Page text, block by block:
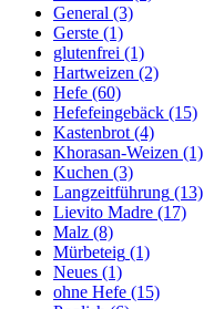
General (3)
Gerste (1)
glutenfrei (1)
Hartweizen (2)
Hefe (60)
Hefefeingebäck (15)
Kastenbrot(4)
Khorasan-Weizen (1)
Kuchen (3)
Langzeitführung (13)
Lievito Madre (17)
Malz (8)
Mürbeteig (1)
Neues (1)
ohne Hefe (15)